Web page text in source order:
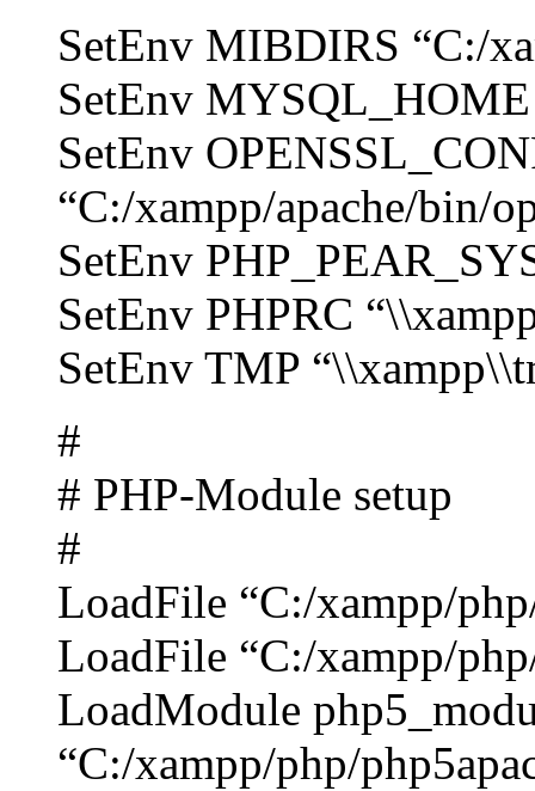
SetEnv MIBDIRS “C:/
SetEnv
SetEnv
“C:/xampp/apache/bin/
SetEnv
SetEnv PHPRC
SetEnv TMP
#
# PHP-Module setup
#
LoadFile “C:/xampp/
LoadFile “C:/xampp/
LoadModule
“C:/xampp/php/